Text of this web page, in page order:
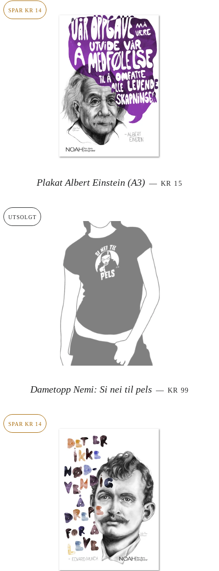
SPAR KR 14
Plakat Albert Einstein (A3) — SALGSPRIS
KR 15
UTSOLGT
Dametopp Nemi: Si nei til pels — SALGSPRIS
KR 99
SPAR KR 14